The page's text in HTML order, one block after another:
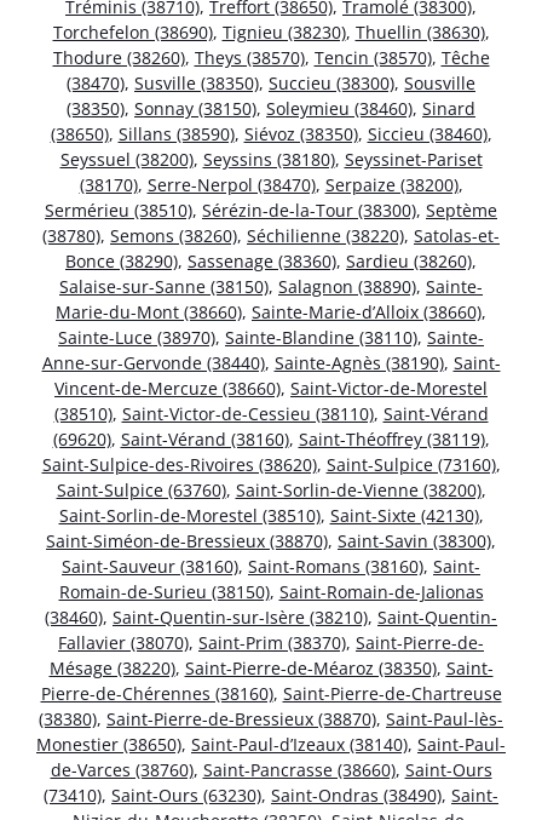
Tréminis (38710), Treffort (38650), Tramolé (38300),
Torchefelon (38690), Tignieu (38230), Thuellin (38630),
Thodure (38260), Theys (38570), Tencin (38570), Têche
(38470), Susville (38350), Succieu (38300), Sousville
(38350), Sonnay (38150), Soleymieu (38460), Sinard
(38650), Sillans (38590), Siévoz (38350), Siccieu (38460),
Seyssuel (38200), Seyssins (38180), Seyssinet-Pariset
(38170), Serre-Nerpol (38470), Serpaize (38200),
Sermérieu (38510), Sérézin-de-la-Tour (38300), Septème
(38780), Semons (38260), Séchilienne (38220), Satolas-et-
Bonce (38290), Sassenage (38360), Sardieu (38260),
Salaise-sur-Sanne (38150), Salagnon (38890), Sainte-
Marie-du-Mont (38660), Sainte-Marie-d’Alloix (38660),
Sainte-Luce (38970), Sainte-Blandine (38110), Sainte-
Anne-sur-Gervonde (38440), Sainte-Agnès (38190), Saint-
Vincent-de-Mercuze (38660), Saint-Victor-de-Morestel
(38510), Saint-Victor-de-Cessieu (38110), Saint-Vérand
(69620), Saint-Vérand (38160), Saint-Théoffrey (38119),
Saint-Sulpice-des-Rivoires (38620), Saint-Sulpice (73160),
Saint-Sulpice (63760), Saint-Sorlin-de-Vienne (38200),
Saint-Sorlin-de-Morestel (38510), Saint-Sixte (42130),
Saint-Siméon-de-Bressieux (38870), Saint-Savin (38300),
Saint-Sauveur (38160), Saint-Romans (38160), Saint-
Romain-de-Surieu (38150), Saint-Romain-de-Jalionas
(38460), Saint-Quentin-sur-Isère (38210), Saint-Quentin-
Fallavier (38070), Saint-Prim (38370), Saint-Pierre-de-
Mésage (38220), Saint-Pierre-de-Méaroz (38350), Saint-
Pierre-de-Chérennes (38160), Saint-Pierre-de-Chartreuse
(38380), Saint-Pierre-de-Bressieux (38870), Saint-Paul-lès-
Monestier (38650), Saint-Paul-d’Izeaux (38140), Saint-Paul-
de-Varces (38760), Saint-Pancrasse (38660), Saint-Ours
(73410), Saint-Ours (63230), Saint-Ondras (38490), Saint-